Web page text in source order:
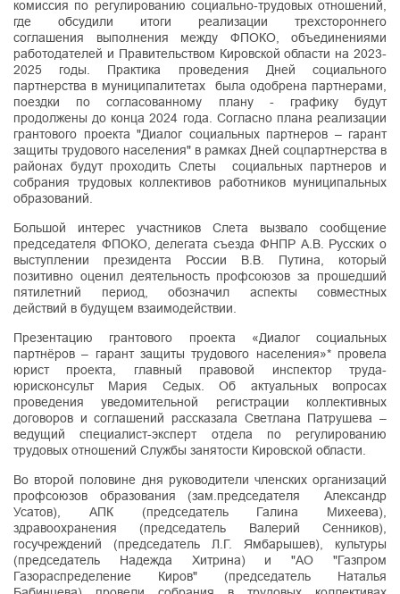
комиссия по регулированию социально-трудовых отношений,
где обсудили итоги реализации трехстороннего
соглашения выполнения между ФПОКО, объединениями
работодателей и Правительством Кировской области на 2023-
2025 годы. Практика проведения Дней социального
партнерства в муниципалитетах была одобрена партнерами,
поездки по согласованному плану - графику будут
продолжены до конца 2024 года. Согласно плана реализации
грантового проекта "Диалог социальных партнеров – гарант
защиты трудового населения" в рамках Дней соцпартнерства в
районах будут проходить Слеты социальных партнеров и
собрания трудовых коллективов работников муниципальных
образований.
Большой интерес участников Слета вызвало сообщение
председателя ФПОКО, делегата съезда ФНПР А.В. Русских о
выступлении президента России В.В. Путина, который
позитивно оценил деятельность профсоюзов за прошедший
пятилетний период, обозначил аспекты совместных
действий в будущем взаимодействии.
Презентацию грантового проекта «Диалог социальных
партнёров – гарант защиты трудового населения»* провела
юрист проекта, главный правовой инспектор труда-
юрисконсульт Мария Седых. Об актуальных вопросах
проведения уведомительной регистрации коллективных
договоров и соглашений рассказала Светлана Патрушева –
ведущий специалист-эксперт отдела по регулированию
трудовых отношений Службы занятости Кировской области.
Во второй половине дня руководители членских организаций
профсоюзов образования (зам.председателя Александр
Усатов), АПК (председатель Галина Михеева),
здравоохранения (председатель Валерий Сенников),
госучреждений (председатель Л.Г. Ямбарышев), культуры
(председатель Надежда Хитрина) и "АО "Газпром
Газораспределение Киров" (председатель Наталья